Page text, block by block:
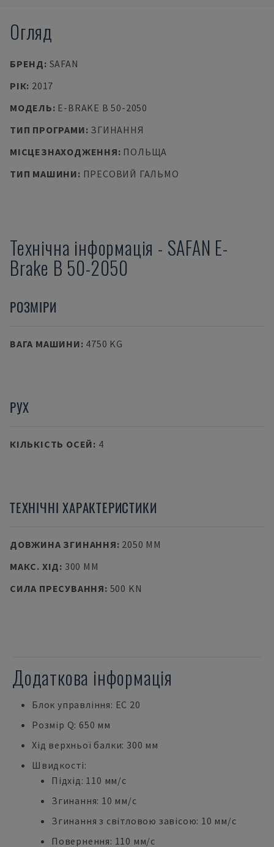
Огляд
БРЕНД: SAFAN
РІК: 2017
МОДЕЛЬ: E-BRAKE B 50-2050
ТИП ПРОГРАМИ: ЗГИНАННЯ
МІСЦЕЗНАХОДЖЕННЯ: ПОЛЬЩА
ТИП МАШИНИ: ПРЕСОВИЙ ГАЛЬМО
Технічна інформація - SAFAN E-
Brake B 50-2050
РОЗМІРИ
ВАГА МАШИНИ: 4750 KG
РУХ
КІЛЬКІСТЬ ОСЕЙ: 4
ТЕХНІЧНІ ХАРАКТЕРИСТИКИ
ДОВЖИНА ЗГИНАННЯ: 2050 MM
МАКС. ХІД: 300 MM
СИЛА ПРЕСУВАННЯ: 500 KN
Додаткова інформація
Блок управління: EC 20
Розмір Q: 650 мм
Хід верхньої балки: 300 мм
Швидкості:
Підхід: 110 мм/с
Згинання: 10 мм/с
Згинання з світловою завісою: 10 мм/с
Повернення: 110 мм/с